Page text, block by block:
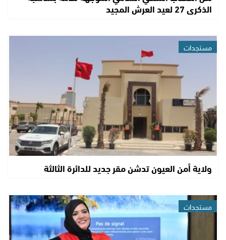
الذكرى 27 لعيد العرش المجيد
مستجدات
ولاية أمن العيون تدشن مقر جديد للدائرة الثالثة
مستجدات